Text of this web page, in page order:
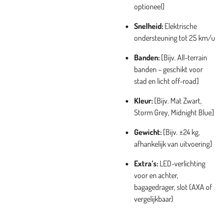
optioneel]
Snelheid: Elektrische
ondersteuning tot 25 km/u
Banden: [Bijv. All-terrain
banden – geschikt voor
stad en licht off-road]
Kleur: [Bijv. Mat Zwart,
Storm Grey, Midnight Blue]
Gewicht: [Bijv. ±24 kg,
afhankelijk van uitvoering]
Extra’s: LED-verlichting
voor en achter,
bagagedrager, slot (AXA of
vergelijkbaar)